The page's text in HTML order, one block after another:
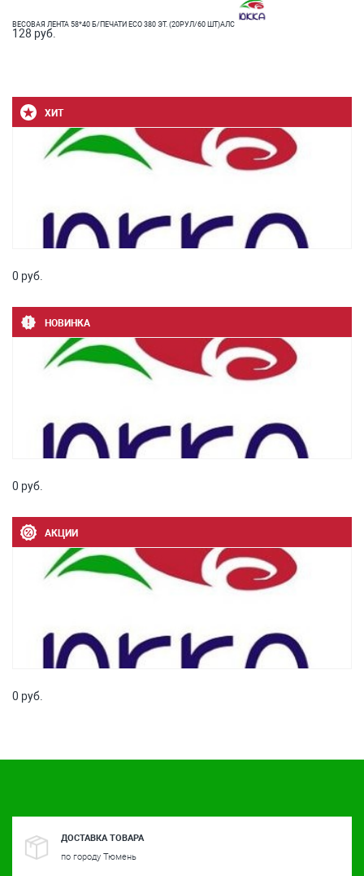
ВЕСОВАЯ ЛЕНТА 58*40 Б/ПЕЧАТИ ЕСО 380 ЭТ. (20РУЛ/60 ШТ)АЛС
128 руб.
ХИТ
0 руб.
НОВИНКА
0 руб.
АКЦИИ
0 руб.
ДОСТАВКА ТОВАРА
по городу Тюмень